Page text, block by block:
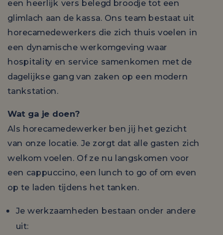
een heerlijk vers belegd broodje tot een
glimlach aan de kassa. Ons team bestaat uit
horecamedewerkers die zich thuis voelen in
een dynamische werkomgeving waar
hospitality en service samenkomen met de
dagelijkse gang van zaken op een modern
tankstation.
Wat ga je doen?
Als horecamedewerker ben jij het gezicht
van onze locatie. Je zorgt dat alle gasten zich
welkom voelen. Of ze nu langskomen voor
een cappuccino, een lunch to go of om even
op te laden tijdens het tanken.
Je werkzaamheden bestaan onder andere
uit: